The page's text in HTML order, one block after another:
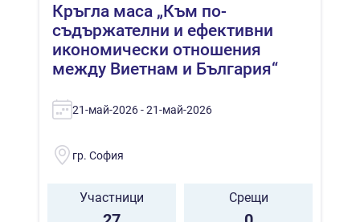
Кръгла маса „Към по-
съдържателни и ефективни
икономически отношения
между Виетнам и България“
21-май-2026 - 21-май-2026
гр. София
Участници Срещи